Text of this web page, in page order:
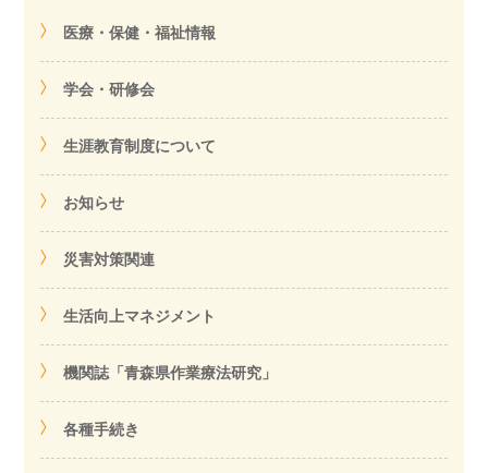
医療・保健・福祉情報
学会・研修会
生涯教育制度について
お知らせ
災害対策関連
生活向上マネジメント
機関誌「青森県作業療法研究」
各種手続き